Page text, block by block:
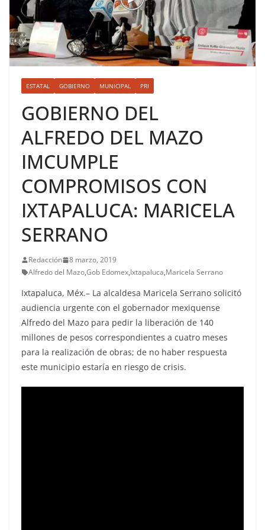
ESTATAL GOBIERNO MUNICIPAL PRI
GOBIERNO DEL
ALFREDO DEL MAZO
IMCUMPLE
COMPROMISOS CON
IXTAPALUCA: MARICELA
SERRANO
Redacción
8 marzo, 2019
Alfredo del Mazo,Gob Edomex,Ixtapaluca,Maricela Serrano
Ixtapaluca, Méx.– La alcaldesa Maricela Serrano solicitó
audiencia urgente con el gobernador mexiquense
Alfredo del Mazo para pedir la liberación de 140
millones de pesos correspondientes a cuatro meses
para la realización de obras; de no haber respuesta
este municipio estaría en riesgo de crisis.